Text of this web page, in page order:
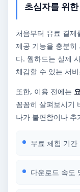
초심자를 위
처음부터 유료 결
제공 기능을 충분히
다. 웹하드는 실제
체감할 수 있는 서
또한, 이용 전에는
꼼꼼히 살펴보시기
나가 불편함이나
무료 체험 기간
다운로드 속도